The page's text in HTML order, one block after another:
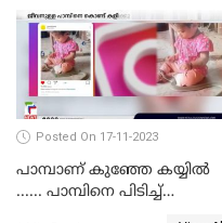
Posted On 17-11-2023
പാമ്പാണ് കുഞ്ഞേ കയ്യില്‍
...... പാമ്പിനെ പിടിച്ച്